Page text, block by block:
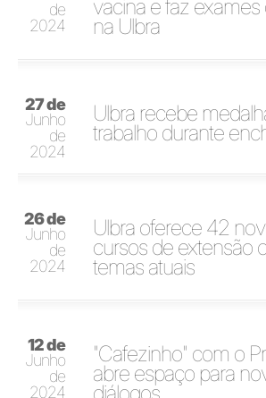
de
2024
vacina e faz exames
na Ulbra
27 de
Junho
de
2024
Ulbra recebe
trabalho durante
26 de
Junho
de
2024
Ulbra oferece 42
cursos de extensão
temas atuais
12 de
Junho
de
2024
"Cafezinho" com o
abre espaço para